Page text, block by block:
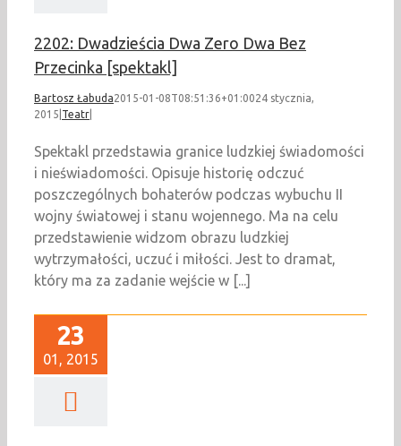
2202: Dwadzieścia Dwa Zero Dwa Bez
Przecinka [spektakl]
Bartosz Łabuda2015-01-08T08:51:36+01:0024 stycznia,
2015 Teatr
Spektakl przedstawia granice ludzkiej świadomości
i nieświadomości. Opisuje historię odczuć
poszczególnych bohaterów podczas wybuchu II
wojny światowej i stanu wojennego. Ma na celu
przedstawienie widzom obrazu ludzkiej
wytrzymałości, uczuć i miłości. Jest to dramat,
który ma za zadanie wejście w [...]
23
01, 2015